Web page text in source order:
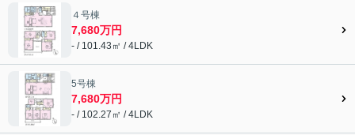
４号棟
7,680万円
- / 101.43㎡ / 4LDK
5号棟
7,680万円
- / 102.27㎡ / 4LDK